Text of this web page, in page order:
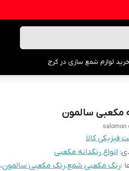
خرید لوازم شمع سازی در کرج
مکعبی سالمون
salomon
فیزیکی کالا
: انواع رنگدانه مکعبی
:رنگ مکعبی شمع،رنگ مکعبی سالمون،